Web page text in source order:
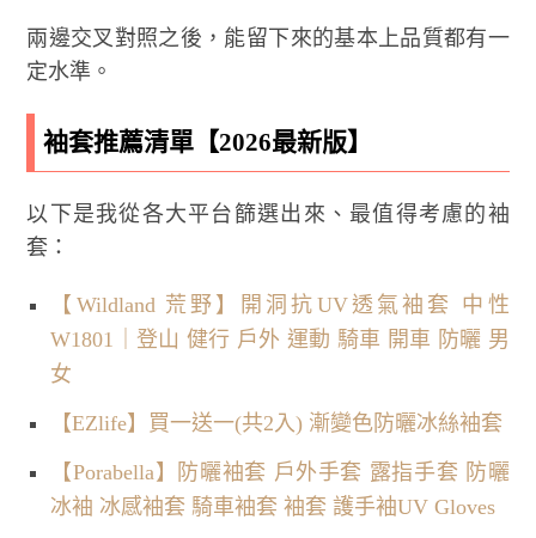
兩邊交叉對照之後，能留下來的基本上品質都有一
定水準。
袖套推薦清單【2026最新版】
以下是我從各大平台篩選出來、最值得考慮的袖
套：
【Wildland 荒野】開洞抗UV透氣袖套 中性
W1801｜登山 健行 戶外 運動 騎車 開車 防曬 男
女
【EZlife】買一送一(共2入) 漸變色防曬冰絲袖套
【Porabella】防曬袖套 戶外手套 露指手套 防曬
冰袖 冰感袖套 騎車袖套 袖套 護手袖UV Gloves